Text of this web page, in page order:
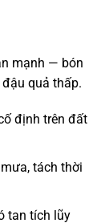
mạnh — bón
quả thấp.
định trên đất
tách thời
tan tích lũy